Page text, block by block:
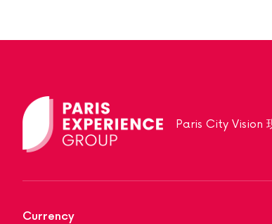
Paris City Vision
Currency